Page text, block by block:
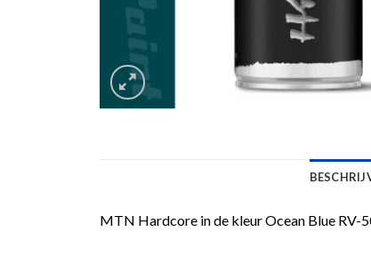
MTN Hardcore in de kleur Ocean Blue RV-